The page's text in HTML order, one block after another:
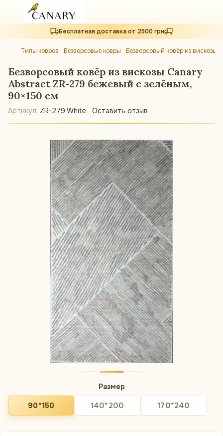
Бесплатная доставка от 2500 грн
Типы ковров Безворсовые ковры Безворсовый ковёр из
Безворсовый ковёр из вискозы Canary
Abstract ZR-279 бежевый с зелёным,
90×150 см
Артикул: ZR-279 White Оставить отзыв
Размер
90*150 140*200 170*240